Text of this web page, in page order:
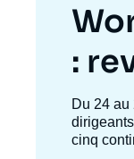
mis
en
:
Texte
accroche
Du 24
cinq